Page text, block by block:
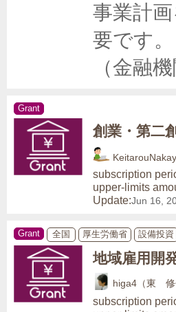
事業計
要です。
（金融
Grant
創業・第二
subscription
upper-limits
Update:Jun 16,
Grant 全国 厚生労働省 設備投資
地域雇用開
higa4（東 修
subscription